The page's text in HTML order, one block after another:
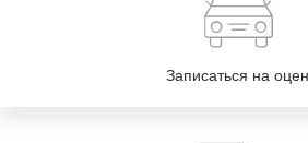
Записаться на